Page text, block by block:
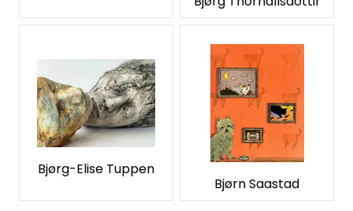
Bjørg-Elise Tuppen
Bjørn Saastad